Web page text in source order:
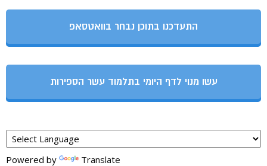
התעדכנו בתוכן נבחר בוואטסאפ
עשו מנוי לדף היומי בתלמוד עשר הספירות
Powered by Translate